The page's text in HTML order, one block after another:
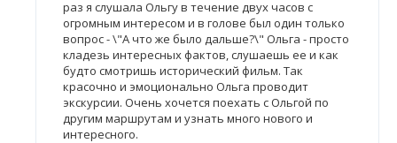
раз я слушала Ольгу в течение двух часов с
огромным интересом и в голове был один только
вопрос - \"А что же было дальше?\" Ольга - просто
кладезь интересных фактов, слушаешь ее и как
будто смотришь исторический фильм. Так
красочно и эмоционально Ольга проводит
экскурсии. Очень хочется поехать с Ольгой по
другим маршрутам и узнать много нового и
интересного.